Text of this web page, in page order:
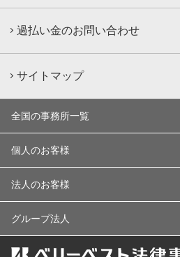
過払い金のお問い合わせ
サイトマップ
全国の事務所一覧
個人のお客様
法人のお客様
グループ法人